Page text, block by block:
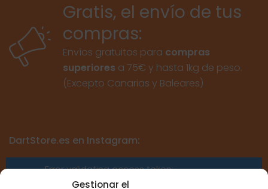
Gestionar el
Gratis, el envío de tus
compras:
Envíos gratuitos para compras
superiores a 75€ y hasta 1kg de peso.
(Excepto Canarias y Baleares)
DartStore.es en Instagram:
Error validating access token:
Sessions for the user are not allowed